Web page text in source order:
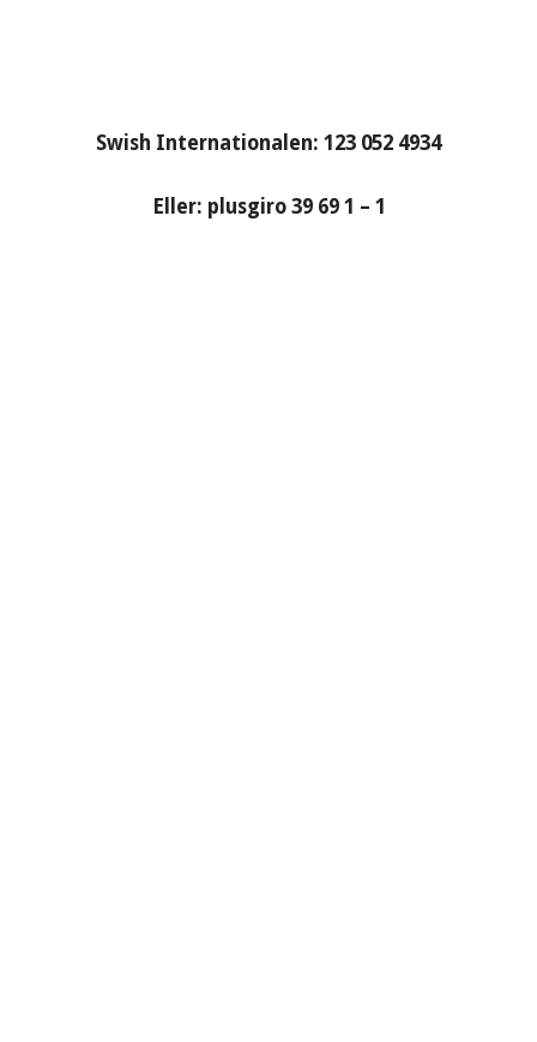
Swish Internationalen: 123 052 4934
Eller: plusgiro 39 69 1 – 1